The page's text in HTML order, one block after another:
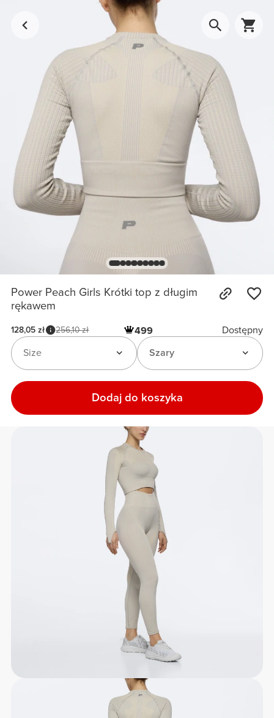
Power Peach Girls Krótki top z długim
rękawem
128,05 zł 256,10 zł 499
Dostępny
Szary
Size
Dodaj do koszyka